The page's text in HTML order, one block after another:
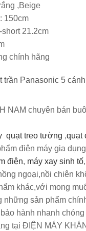
,Beige
150cm
short 21.2cm
chính hãng
trần Panasonic 5
NAM chuyên bán
quạt treo tường ,quạt
điện máy gia dụng
điện, máy xay sinh tố
ngoại,nồi chiên
khác,với mong
những sản phẩm
hành nhanh chóng
tại ĐIỆN MÁY